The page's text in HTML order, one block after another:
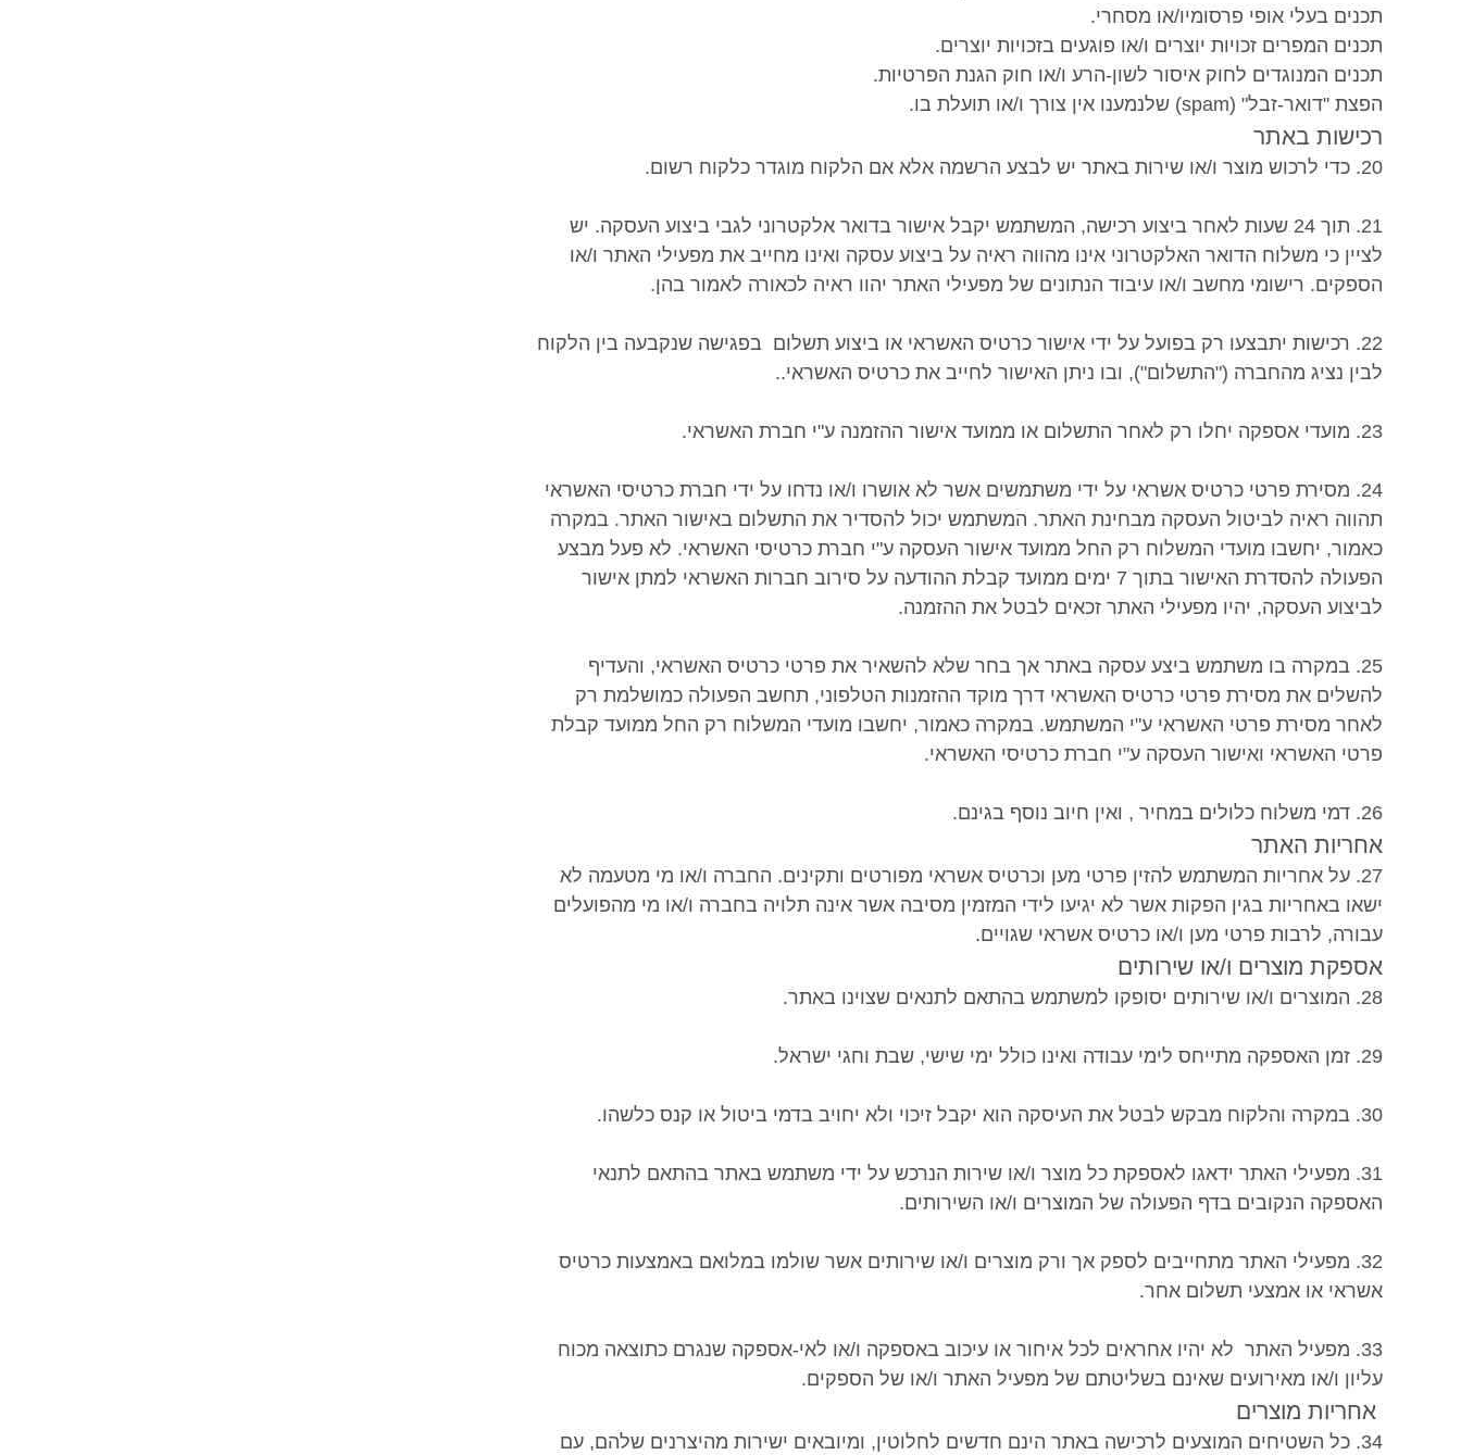
תכנים בעלי אופי פרסומיו/או מסחרי.
תכנים המפרים זכויות יוצרים ו/או פוגעים בזכויות יוצרים.
תכנים המנוגדים לחוק איסור לשון-הרע ו/או חוק הגנת הפרטיות.
הפצת "דואר-זבל" (spam) שלנמענו אין צורך ו/או תועלת בו.
רכישות באתר
20. כדי לרכוש מוצר ו/או שירות באתר יש לבצע הרשמה אלא אם הלקוח מוגדר כלקוח רשום.
21. תוך 24 שעות לאחר ביצוע רכישה, המשתמש יקבל אישור בדואר אלקטרוני לגבי ביצוע העסקה. יש
לציין כי משלוח הדואר האלקטרוני אינו מהווה ראיה על ביצוע עסקה ואינו מחייב את מפעילי האתר ו/או
הספקים. רישומי מחשב ו/או עיבוד הנתונים של מפעילי האתר יהוו ראיה לכאורה לאמור בהן.
22. רכישות יתבצעו רק בפועל על ידי אישור כרטיס האשראי או ביצוע תשלום בפגישה שנקבעה בין הלקוח
לבין נציג מהחברה ("התשלום"), ובו ניתן האישור לחייב את כרטיס האשראי..
23. מועדי אספקה יחלו רק לאחר התשלום או ממועד אישור ההזמנה ע"י חברת האשראי.
24. מסירת פרטי כרטיס אשראי על ידי משתמשים אשר לא אושרו ו/או נדחו על ידי חברת כרטיסי האשראי
תהווה ראיה לביטול העסקה מבחינת האתר. המשתמש יכול להסדיר את התשלום באישור האתר. במקרה
כאמור, יחשבו מועדי המשלוח רק החל ממועד אישור העסקה ע"י חברת כרטיסי האשראי. לא פעל מבצע
הפעולה להסדרת האישור בתוך 7 ימים ממועד קבלת ההודעה על סירוב חברות האשראי למתן אישור
לביצוע העסקה, יהיו מפעילי האתר זכאים לבטל את ההזמנה.
25. במקרה בו משתמש ביצע עסקה באתר אך בחר שלא להשאיר את פרטי כרטיס האשראי, והעדיף
להשלים את מסירת פרטי כרטיס האשראי דרך מוקד ההזמנות הטלפוני, תחשב הפעולה כמושלמת רק
לאחר מסירת פרטי האשראי ע"י המשתמש. במקרה כאמור, יחשבו מועדי המשלוח רק החל ממועד קבלת
פרטי האשראי ואישור העסקה ע"י חברת כרטיסי האשראי.
26. דמי משלוח כלולים במחיר , ואין חיוב נוסף בגינם.
אחריות האתר
27. על אחריות המשתמש להזין פרטי מען וכרטיס אשראי מפורטים ותקינים. החברה ו/או מי מטעמה לא
ישאו באחריות בגין הפקות אשר לא יגיעו לידי המזמין מסיבה אשר אינה תלויה בחברה ו/או מי מהפועלים
עבורה, לרבות פרטי מען ו/או כרטיס אשראי שגויים.
אספקת מוצרים ו/או שירותים
28. המוצרים ו/או שירותים יסופקו למשתמש בהתאם לתנאים שצוינו באתר.
29. זמן האספקה מתייחס לימי עבודה ואינו כולל ימי שישי, שבת וחגי ישראל.
30. במקרה והלקוח מבקש לבטל את העיסקה הוא יקבל זיכוי ולא יחויב בדמי ביטול או קנס כלשהו.
31. מפעילי האתר ידאגו לאספקת כל מוצר ו/או שירות הנרכש על ידי משתמש באתר בהתאם לתנאי
האספקה הנקובים בדף הפעולה של המוצרים ו/או השירותים.
32. מפעילי האתר מתחייבים לספק אך ורק מוצרים ו/או שירותים אשר שולמו במלואם באמצעות כרטיס
אשראי או אמצעי תשלום אחר.
33. מפעיל האתר לא יהיו אחראים לכל איחור או עיכוב באספקה ו/או לאי-אספקה שנגרם כתוצאה מכוח
עליון ו/או מאירועים שאינם בשליטתם של מפעיל האתר ו/או של הספקים.
אחריות מוצרים
34. כל השטיחים המוצעים לרכישה באתר הינם חדשים לחלוטין, ומיובאים ישירות מהיצרנים שלהם, עם